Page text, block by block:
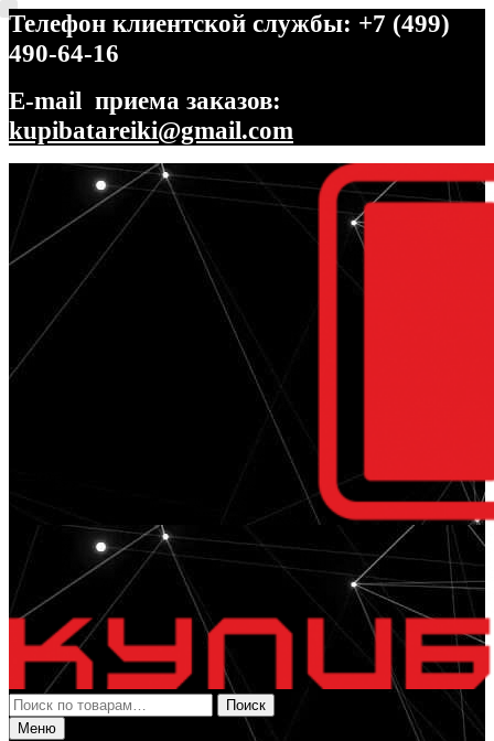
Телефон клиентской службы: +7 (499)
490-64-16
E-mail приема заказов:
kupibatareiki@gmail.com
Перейти
навигации
Перейти
содержимому
Искать:
Поиск
Меню